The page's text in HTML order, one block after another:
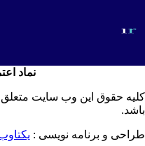
نماد
حقوق این وب سایت متعلق
و برنامه نویسی : یکتاوب